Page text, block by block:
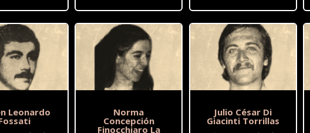
Leonardo Norma
Concepción
Finocchiaro La
Julio César Di
Giacinti Torrillas